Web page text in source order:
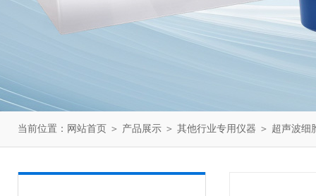
当前位置： 网站首页 ＞ 产品展示 ＞ 其他行业专用仪器 ＞ 超声波细